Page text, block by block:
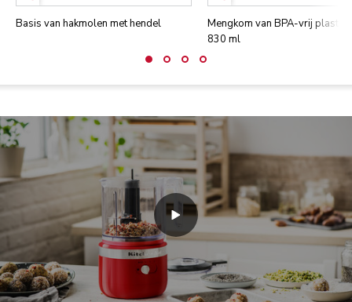
Basis van hakmolen met hendel
Mengkom van BPA-vrij plastic
830 ml